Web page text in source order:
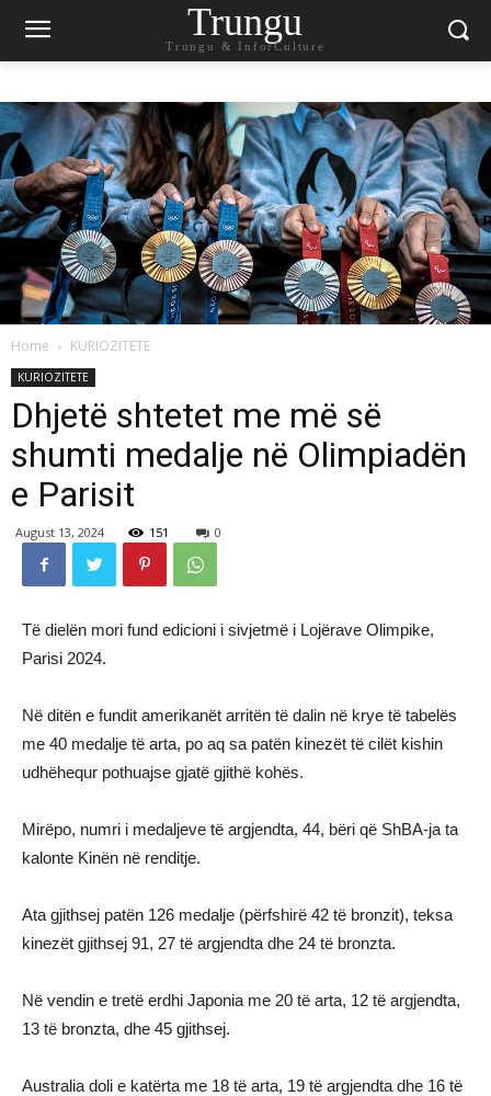
Trungu
Trungu & InforCulture
Home KURIOZITETE
KURIOZITETE
Dhjetë shtetet me më së
shumti medalje në Olimpiadën
e Parisit
August 13, 2024 151 0
Të dielën mori fund edicioni i sivjetmë i Lojërave Olimpike,
Parisi 2024.
Në ditën e fundit amerikanët arritën të dalin në krye të tabelës
me 40 medalje të arta, po aq sa patën kinezët të cilët kishin
udhëhequr pothuajse gjatë gjithë kohës.
Mirëpo, numri i medaljeve të argjendta, 44, bëri që ShBA-ja ta
kalonte Kinën në renditje.
Ata gjithsej patën 126 medalje (përfshirë 42 të bronzit), teksa
kinezët gjithsej 91, 27 të argjendta dhe 24 të bronzta.
Në vendin e tretë erdhi Japonia me 20 të arta, 12 të argjendta,
13 të bronzta, dhe 45 gjithsej.
Australia doli e katërta me 18 të arta, 19 të argjendta dhe 16 të